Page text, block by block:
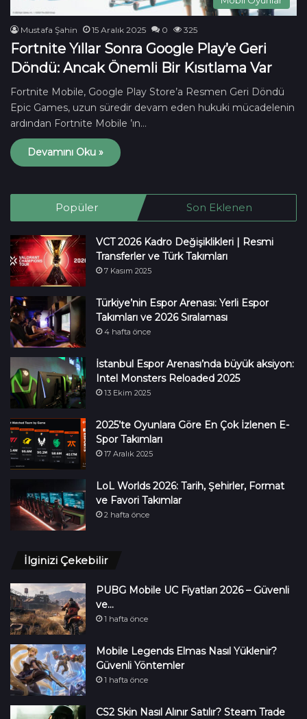
Mustafa Şahin 15 Aralık 2025 0 325
Fortnite Yıllar Sonra Google Play’e Geri
Döndü: Ancak Önemli Bir Kısıtlama Var
Fortnite Mobile, Google Play Store’a Resmen Geri Döndü
Epic Games, uzun süredir devam eden hukuki mücadelenin
ardından Fortnite Mobile ’ın…
Devamını Oku »
Popüler Son Eklenen
VCT 2026 Kadro Değişiklikleri | Resmi
Transferler ve Türk Takımları
7 Kasım 2025
Türkiye’nin Espor Arenası: Yerli Espor
Takımları ve 2026 Sıralaması
4 hafta önce
İstanbul Espor Arenası’nda büyük aksiyon:
Intel Monsters Reloaded 2025
13 Ekim 2025
2025’te Oyunlara Göre En Çok İzlenen E-
Spor Takımları
17 Aralık 2025
LoL Worlds 2026: Tarih, Şehirler, Format
ve Favori Takımlar
2 hafta önce
İlginizi Çekebilir
PUBG Mobile UC Fiyatları 2026 – Güvenli
ve…
1 hafta önce
Mobile Legends Elmas Nasıl Yüklenir?
Güvenli Yöntemler
1 hafta önce
CS2 Skin Nasıl Alınır Satılır? Steam Trade